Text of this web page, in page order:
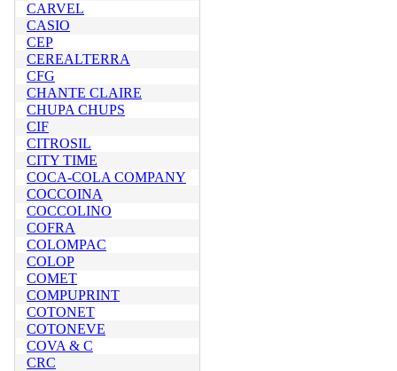
CARVEL
CASIO
CEP
CEREALTERRA
CFG
CHANTE CLAIRE
CHUPA CHUPS
CIF
CITROSIL
CITY TIME
COCA-COLA COMPANY
COCCOINA
COCCOLINO
COFRA
COLOMPAC
COLOP
COMET
COMPUPRINT
COTONET
COTONEVE
COVA & C
CRC